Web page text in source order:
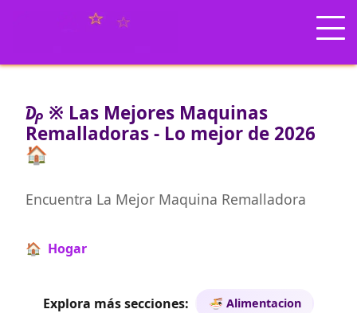
₯ ※ Las Mejores Maquinas
Remalladoras - Lo mejor de 2026
🏠
Encuentra La Mejor Maquina Remalladora
🏠 Hogar
Explora más secciones:
🍜 Alimentacion